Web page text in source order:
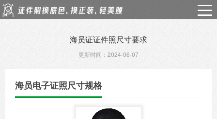
海员证证件照尺寸要求
更新时间：2024-06-07
海员电子证照尺寸规格